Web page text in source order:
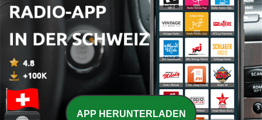
Brigitte Lahaie Sud Radio Mission Gesundheit
APP HERUNTERLADEN